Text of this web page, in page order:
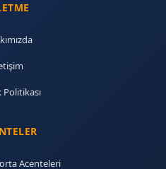
Politikası
Acenteleri